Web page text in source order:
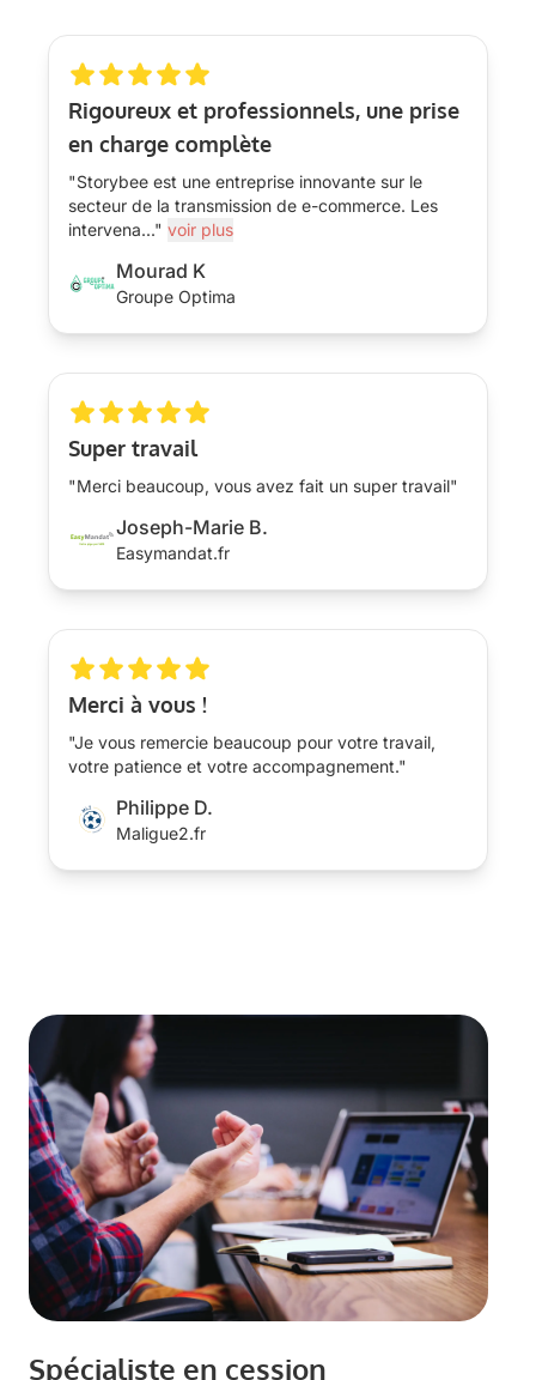
Rigoureux et professionnels, une prise
en charge complète
"Storybee est une entreprise innovante sur le
secteur de la transmission de e-commerce. Les
intervena..." voir plus
Mourad K
Groupe Optima
Super travail
"Merci beaucoup, vous avez fait un super travail"
Joseph-Marie B.
Easymandat.fr
Merci à vous !
"Je vous remercie beaucoup pour votre travail,
votre patience et votre accompagnement."
Philippe D.
Maligue2.fr
Spécialiste en cession